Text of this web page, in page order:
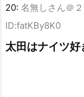
20: 名無しさん＠
ID:fatKBy8K0
太田はナイツ好